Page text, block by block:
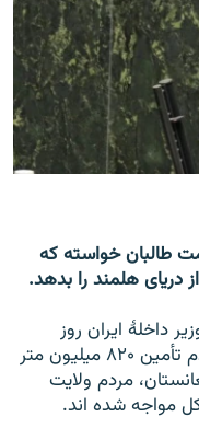
آزاد
طالبان خواسته که
دریای هلمند را بدهد.
داخلۀ ایران روز
یک‌شنبه در نشستی گفته که بخاطر عدم تأمین ۸۲۰ میلیون متر
مردم ولایت
مواجه شده اند.